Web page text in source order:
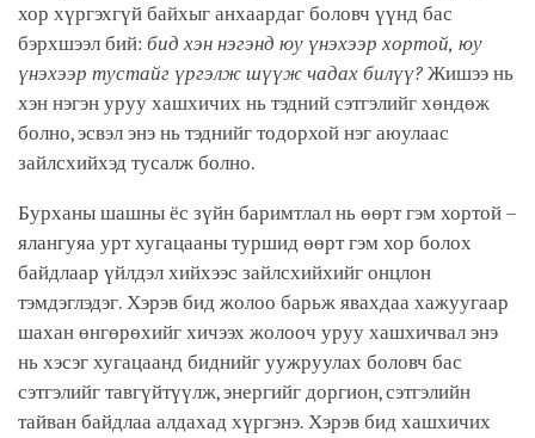
хор хүргэхгүй байхыг анхаардаг боловч үүнд бас
бэрхшээл бий: бид хэн нэгэнд юу үнэхээр хортой, юу
үнэхээр тустайг үргэлж шүүж чадах билүү? Жишээ нь
хэн нэгэн уруу хашхичих нь тэдний сэтгэлийг хөндөж
болно, эсвэл энэ нь тэднийг тодорхой нэг аюулаас
зайлсхийхэд тусалж болно.
Бурханы шашны ёс зүйн баримтлал нь өөрт гэм хортой –
ялангуяа урт хугацааны туршид өөрт гэм хор болох
байдлаар үйлдэл хийхээс зайлсхийхийг онцлон
тэмдэглэдэг. Хэрэв бид жолоо барьж явахдаа хажуугаар
шахан өнгөрөхийг хичээх жолооч уруу хашхичвал энэ
нь хэсэг хугацаанд биднийг уужруулах боловч бас
сэтгэлийг тавгүйтүүлж, энергийг доргион, сэтгэлийн
тайван байдлаа алдахад хүргэнэ. Хэрэв бид хашхичих